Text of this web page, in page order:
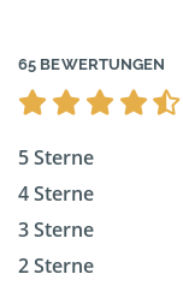
65 BEWERTUNGEN
5 Sterne
4 Sterne
3 Sterne
2 Sterne